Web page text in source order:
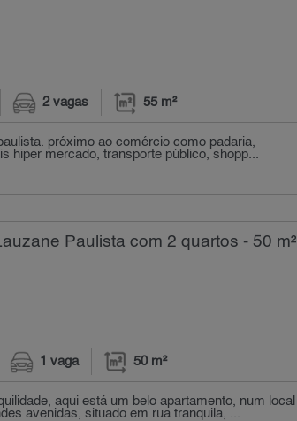
2 vagas 55 m²
próximo ao comércio como padaria,
hiper mercado, transporte público, shopp...
Paulista com 2 quartos - 50 m²
1 vaga 50 m²
aqui está um belo apartamento, num local
avenidas, situado em rua tranquila, ...